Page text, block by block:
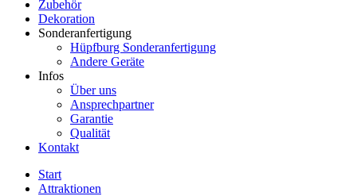
Zubehör
Dekoration
Sonderanfertigung
Hüpfburg Sonderanfertigung
Andere Geräte
Infos
Über uns
Ansprechpartner
Garantie
Qualität
Kontakt
Start
Attraktionen